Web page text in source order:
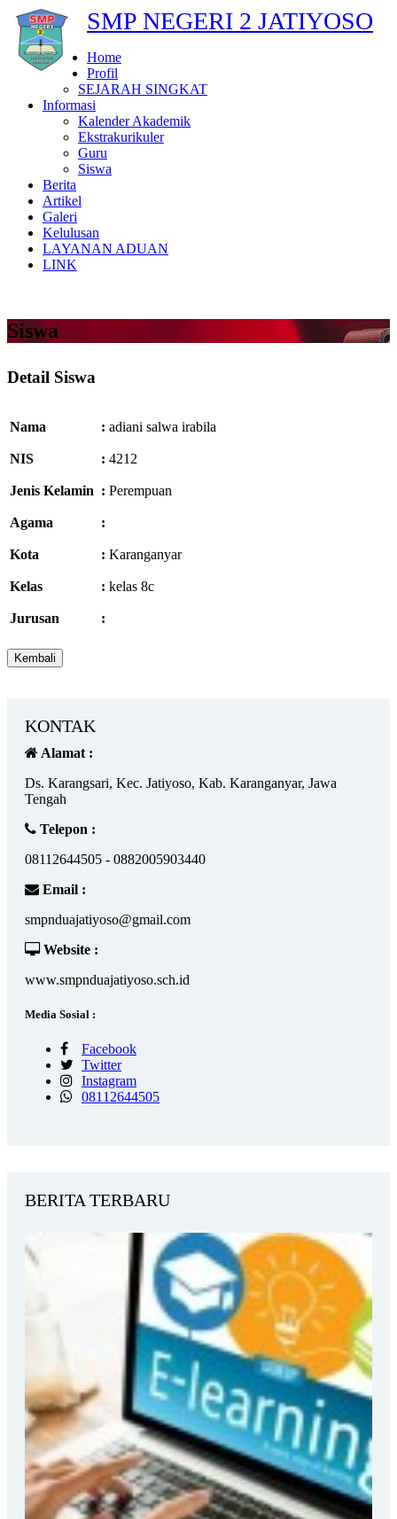
SMP NEGERI 2 JATIYOSO
Home
Profil
SEJARAH SINGKAT
Informasi
Kalender Akademik
Ekstrakurikuler
Guru
Siswa
Berita
Artikel
Galeri
Kelulusan
LAYANAN ADUAN
LINK
Siswa
Detail Siswa
Nama : adiani salwa irabila
NIS : 4212
Jenis Kelamin : Perempuan
Agama :
Kota : Karanganyar
Kelas : kelas 8c
Jurusan :
KONTAK
Alamat :
Ds. Karangsari, Kec. Jatiyoso, Kab. Karanganyar, Jawa
Tengah
Telepon :
08112644505 - 0882005903440
Email :
smpnduajatiyoso@gmail.com
Website :
www.smpnduajatiyoso.sch.id
Media Sosial :
Facebook
Twitter
Instagram
08112644505
BERITA TERBARU